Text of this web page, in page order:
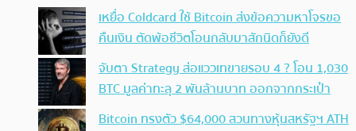
เหยื่อ Coldcard ใช้ Bitcoin ส่งข้อความหาโจรขอ
คืนเงิน ตัดพ้อชีวิตโอนกลับมาสักนิดก็ยังดี
จับตา Strategy ส่อแววเทขายรอบ 4 ? โอน 1,030
BTC มูลค่าทะลุ 2 พันล้านบาท ออกจากกระเป๋า
Bitcoin ทรงตัว $64,000 สวนทางหุ้นสหรัฐฯ ATH